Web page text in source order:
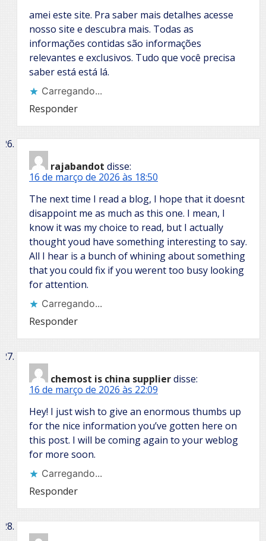
amei este site. Pra saber mais detalhes acesse
nosso site e descubra mais. Todas as
informações contidas são informações
relevantes e exclusivos. Tudo que você precisa
saber está está lá.
Carregando...
Responder
rajabandot disse:
16 de março de 2026 às 18:50
The next time I read a blog, I hope that it doesnt
disappoint me as much as this one. I mean, I
know it was my choice to read, but I actually
thought youd have something interesting to say.
All I hear is a bunch of whining about something
that you could fix if you werent too busy looking
for attention.
Carregando...
Responder
chemost is china supplierdisse:
16 de março de 2026 às 22:09
Hey! I just wish to give an enormous thumbs up
for the nice information you’ve gotten here on
this post. I will be coming again to your weblog
for more soon.
Carregando...
Responder